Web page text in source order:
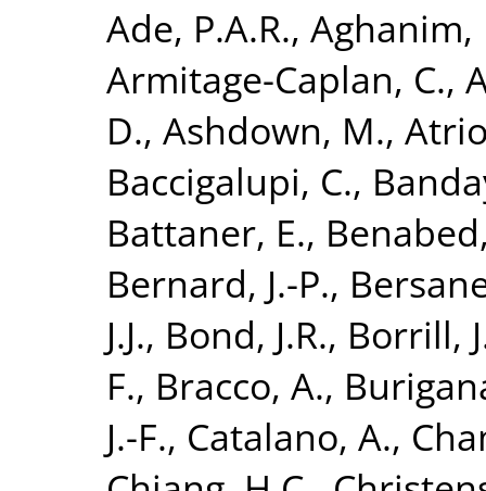
Ade, P.A.R., Aghanim,
Armitage-Caplan, C.,
D., Ashdown, M.,
Baccigalupi, C.,
Battaner, E.,
Bernard, J.-P.,
J.J., Bond, J.R., Borrill,
F., Bracco, A.,
J.-F., Catalano, A.,